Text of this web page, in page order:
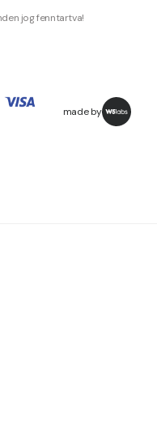
jog fenntartva!
made by